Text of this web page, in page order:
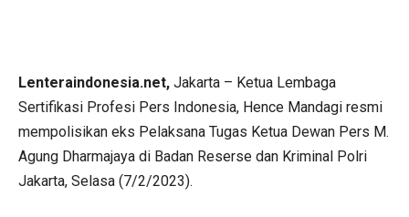
Lenteraindonesia.net, Jakarta – Ketua Lembaga
Sertifikasi Profesi Pers Indonesia, Hence Mandagi resmi
mempolisikan eks Pelaksana Tugas Ketua Dewan Pers M.
Agung Dharmajaya di Badan Reserse dan Kriminal Polri
Jakarta, Selasa (7/2/2023).